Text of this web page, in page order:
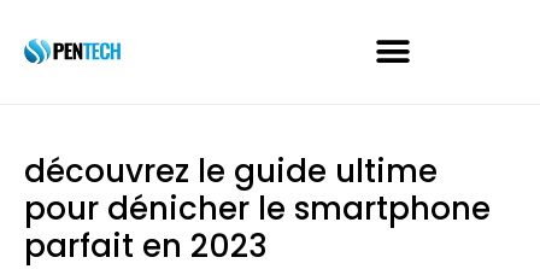
découvrez le guide ultime
pour dénicher le smartphone
parfait en 2023